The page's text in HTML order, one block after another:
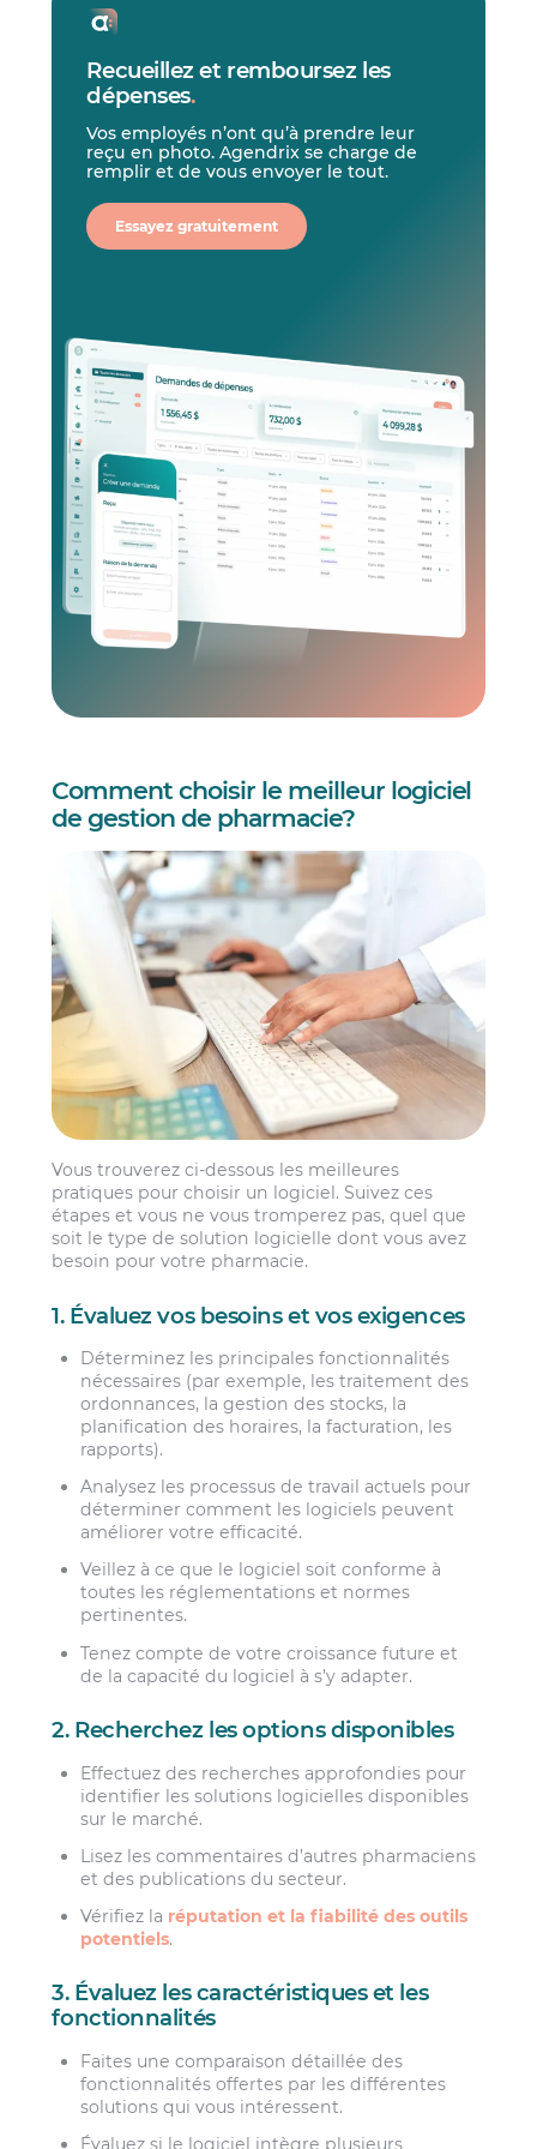
Recueillez et remboursez les
dépenses.
Vos employés n’ont qu’à prendre leur
reçu en photo. Agendrix se charge de
remplir et de vous envoyer le tout.
Essayez gratuitement
Comment choisir le meilleur logiciel
de gestion de pharmacie?
Vous trouverez ci-dessous les meilleures
pratiques pour choisir un logiciel. Suivez ces
étapes et vous ne vous tromperez pas, quel que
soit le type de solution logicielle dont vous avez
besoin pour votre pharmacie.
1. Évaluez vos besoins et vos exigences
Déterminez les principales fonctionnalités
nécessaires (par exemple, les traitement des
ordonnances, la gestion des stocks, la
planification des horaires, la facturation, les
rapports).
Analysez les processus de travail actuels pour
déterminer comment les logiciels peuvent
améliorer votre efficacité.
Veillez à ce que le logiciel soit conforme à
toutes les réglementations et normes
pertinentes.
Tenez compte de votre croissance future et
de la capacité du logiciel à s’y adapter.
2. Recherchez les options disponibles
Effectuez des recherches approfondies pour
identifier les solutions logicielles disponibles
sur le marché.
Lisez les commentaires d’autres pharmaciens
et des publications du secteur.
Vérifiez la réputation et la fiabilité des outils
potentiels.
3. Évaluez les caractéristiques et les
fonctionnalités
Faites une comparaison détaillée des
fonctionnalités offertes par les différentes
solutions qui vous intéressent.
Évaluez si le logiciel intègre plusieurs